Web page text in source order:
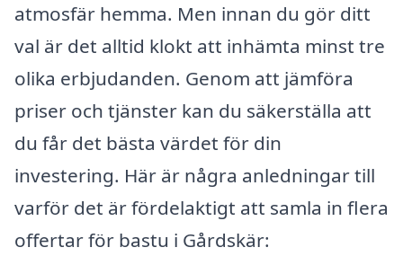
atmosfär hemma. Men innan du gör ditt
val är det alltid klokt att inhämta minst tre
olika erbjudanden. Genom att jämföra
priser och tjänster kan du säkerställa att
du får det bästa värdet för din
investering. Här är några anledningar till
varför det är fördelaktigt att samla in flera
offertar för bastu i Gårdskär: